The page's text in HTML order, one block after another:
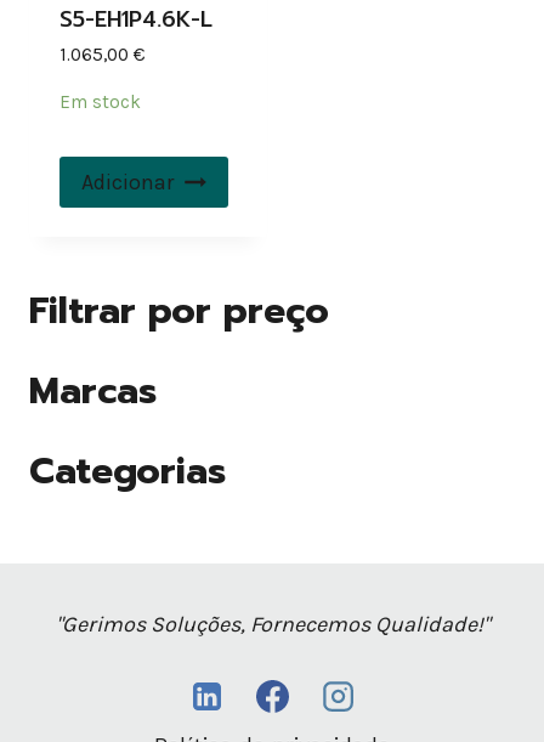
S5-EH1P4.6K-L
1.065,00 €
Em stock
Adicionar
Filtrar por preço
Marcas
Categorias
"Gerimos Soluções, Fornecemos Qualidade!"